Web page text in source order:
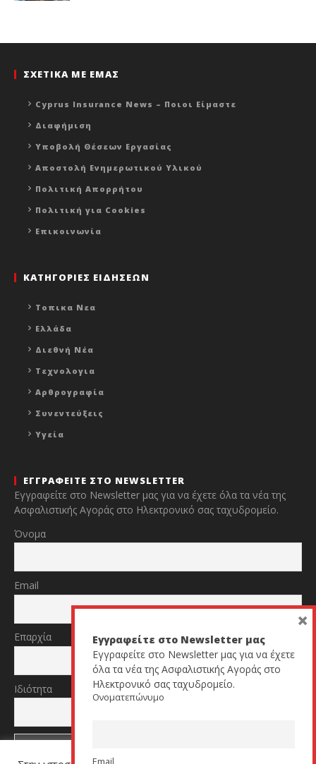
ΣΧΕΤΙΚΑ ΜΕ ΕΜΑΣ
Cyprus Insurance News – Ποιοι Είμαστε
Διαφήμιση
Υποβολή Θέσεων Εργασίας
Αποστολή Ενημερωτικού Υλικού
Πολιτική Απορρήτου
Πολιτική για Cookies
Επικοινωνία
ΚΑΤΗΓΟΡΙΕΣ ΕΙΔΗΣΕΩΝ
Τοπικα Νεα
Ελλάδα
Διεθνή Νέα
Τεχνολογια
Αρθρογραφία
Συνεντεύξεις
Υγεία
ΕΓΓΡΑΦΕΙΤΕ ΣΤΟ NEWSLETTER
Εγγραφείτε στο Newsletter μας για να έχετε όλα τα νέα της
Ασφαλιστικής Αγοράς στο Ηλεκτρονικό σας ταχυδρομείο.
Όνομα
Email
Επαρχία
Ιδιότητα
Εγγραφείτε στο Newsletter μας
Εγγραφείτε στο Newsletter μας για να έχετε
όλα τα νέα της Ασφαλιστικής Αγοράς στο
Ηλεκτρονικό σας ταχυδρομείο.
Ονοματεπώνυμο
Email
×